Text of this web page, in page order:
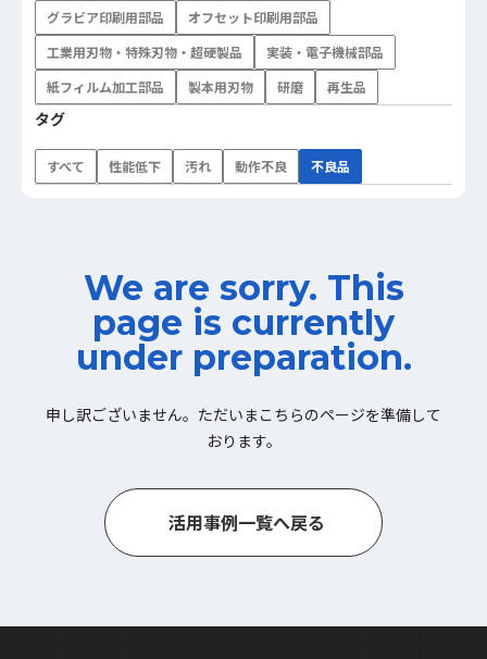
グラビア印刷用部品
オフセット印刷用部品
工業用刃物・特殊刃物・超硬製品
実装・電子機械部品
紙フィルム加工部品
製本用刃物 研磨 再生品
タグ
すべて 性能低下 汚れ 動作不良 不良品
We are sorry. This
page is currently
under preparation.
申し訳ございません。ただいまこちらのページを準備して
おります。
活用事例一覧へ戻る